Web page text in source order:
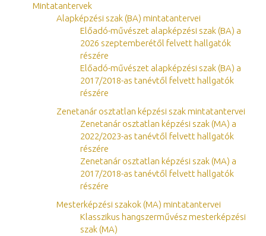
Mintatantervek
Alapképzési szak (BA) mintatantervei
Előadó-művészet alapképzési szak (BA) a
2026 szeptemberétől felvett hallgatók
részére
Előadó-művészet alapképzési szak (BA) a
2017/2018-as tanévtől felvett hallgatók
részére
Zenetanár osztatlan képzési szak mintatantervei
Zenetanár osztatlan képzési szak (MA) a
2022/2023-as tanévtől felvett hallgatók
részére
Zenetanár osztatlan képzési szak (MA) a
2017/2018-as tanévtől felvett hallgatók
részére
Mesterképzési szakok (MA) mintatantervei
Klasszikus hangszerművész mesterképzési
szak (MA)